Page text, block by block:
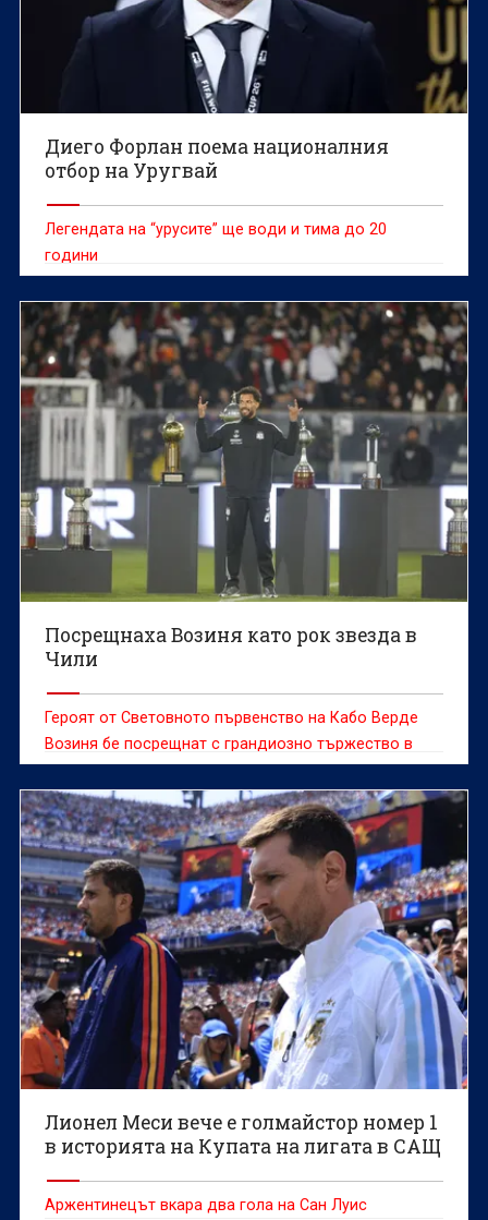
Диего Форлан поема националния
отбор на Уругвай
Легендата на “урусите” ще води и тима до 20
години
Посрещнаха Возиня като рок звезда в
Чили
Героят от Световното първенство на Кабо Верде
Возиня бе посрещнат с грандиозно тържество в
сряда, след като се присъедини към чилийския
гранд Коло Коло, предаде ДПА.
Лионел Меси вече е голмайстор номер 1
в историята на Купата на лигата в САЩ
Аржентинецът вкара два гола на Сан Луис